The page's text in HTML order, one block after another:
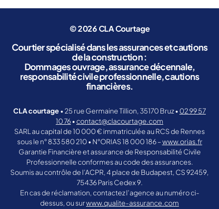
© 2026CLA Courtage
Courtier spécialisé dans les assurances et cautions
de la construction :
Dommages ouvrage, assurance décennale,
responsabilité civile professionnelle, cautions
financières.
CLA courtage • 25 rue Germaine Tillion, 35170 Bruz • 02 99 57
10 76•contact@clacourtage.com
SARL au capital de 10 000 € immatriculée au RCS de Rennes
sous le n° 833 580 210 • N°ORIAS 18 000 186 –www.orias.fr
Garantie Financière et assurance de Responsabilité Civile
Professionnelle conformes au code des assurances.
Soumis au contrôle de l’ACPR, 4 place de Budapest, CS 92459,
75436 Paris Cedex 9.
En cas de réclamation, contactez l’agence au numéro ci-
dessus, ou surwww.qualite-assurance.com